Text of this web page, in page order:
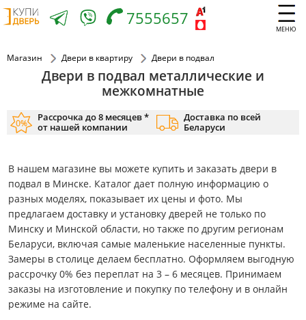
МЕНЮ
7555657
Магазин Двери в квартиру Двери в подвал
Двери в подвал металлические и
межкомнатные
Рассрочка до 8 месяцев *
от нашей компании
Доставка по всей
Беларуси
В нашем магазине вы можете купить и заказать двери в
подвал в Минске. Каталог дает полную информацию о
разных моделях, показывает их цены и фото. Мы
предлагаем доставку и установку дверей не только по
Минску и Минской области, но также по другим регионам
Беларуси, включая самые маленькие населенные пункты.
Замеры в столице делаем бесплатно. Оформляем выгодную
рассрочку 0% без переплат на 3 – 6 месяцев. Принимаем
заказы на изготовление и покупку по телефону и в онлайн
режиме на сайте.